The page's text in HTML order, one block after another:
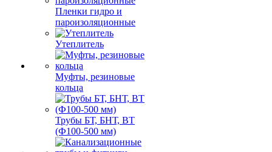
Пленки гидро и
пароизоляционные
Утеплитель
Муфты, резиновые
кольца
Трубы БТ, БНТ, ВТ
(Ф100-500 мм)